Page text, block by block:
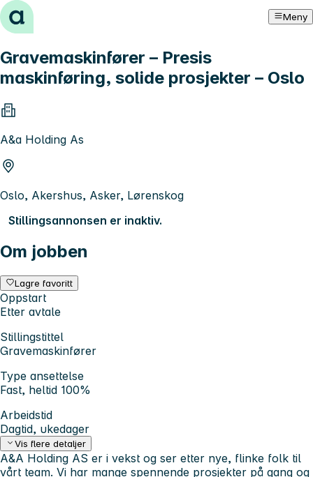
Hopp til innhold Meny
Gravemaskinfører – Presis
maskinføring, solide prosjekter – Oslo
A&a Holding As
Oslo, Akershus, Asker, Lørenskog
Stillingsannonsen er inaktiv.
Om jobben
Lagre favoritt
Oppstart
Etter avtale
Stillingstittel
Gravemaskinfører
Type ansettelse
Fast, heltid 100%
Arbeidstid
Dagtid, ukedager
Vis flere detaljer
A&A Holding AS er i vekst og ser etter nye, flinke folk til
vårt team. Vi har mange spennende prosjekter på gang og